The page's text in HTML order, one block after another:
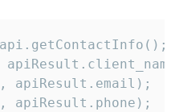
apiResult.email);
apiResult.phone);